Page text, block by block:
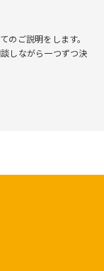
のご説明をします。
しながら⼀つずつ決